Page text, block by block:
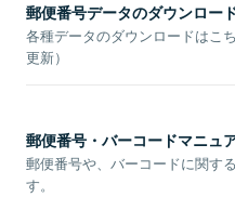
郵便番号データのダウンロー
各種データのダウンロードはこ
更新）
郵便番号・バーコードマニュ
郵便番号や、バーコードに関す
す。